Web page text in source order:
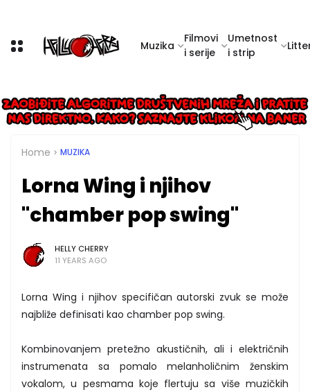
Muzika
Filmovi
i serije
Umetnost
i strip
Home MUZIKA
Lorna Wing i njihov
"chamber pop swing"
HELLY CHERRY
11 YEARS AGO
Lorna Wing i njihov specifičan autorski zvuk se može
najbliže definisati kao chamber pop swing.
Kombinovanjem pretežno akustičnih, ali i električnih
instrumenata sa pomalo melanholičnim ženskim
vokalom, u pesmama koje flertuju sa više muzičkih